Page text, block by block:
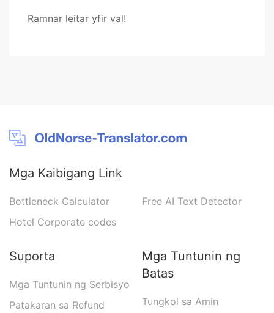
Ramnar leitar yfir val!
Mga Kaibigang Link
Bottleneck Calculator
Hotel Corporate codes
Free AI Text Detector
Suporta
Mga Tuntunin ng Serbisyo
Patakaran sa Refund
Mga Tuntunin ng
Batas
Tungkol sa Amin